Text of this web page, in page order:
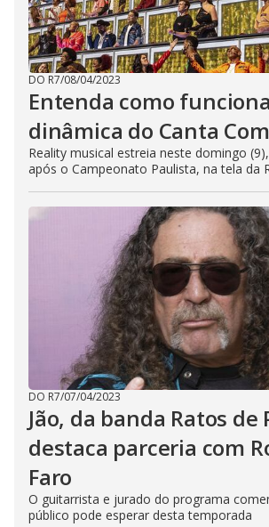
DO R7/08/04/2023
Entenda como
dinâmica do Canta
Reality musical estreia neste domingo
após o Campeonato Paulista, na tela da
DO R7/07/04/2023
Jão, da banda Ratos de
destaca parceria com
Faro
O guitarrista e jurado do programa
público pode esperar desta temporada